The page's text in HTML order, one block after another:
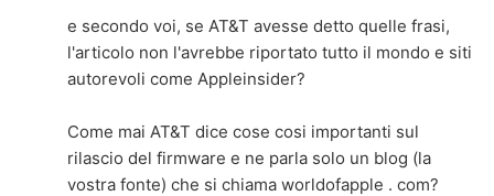
e secondo voi, se AT&T avesse detto quelle frasi,
l'articolo non l'avrebbe riportato tutto il mondo e siti
autorevoli come Appleinsider?
Come mai AT&T dice cose cosi importanti sul
rilascio del firmware e ne parla solo un blog (la
vostra fonte) che si chiama worldofapple . com?